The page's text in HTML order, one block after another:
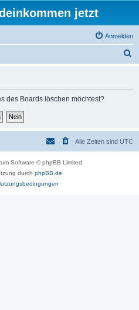
jetzt
Anmelden
des Boards löschen möchtest?
Alle Zeiten sind UTC
Software © phpBB Limited
durch phpBB.de